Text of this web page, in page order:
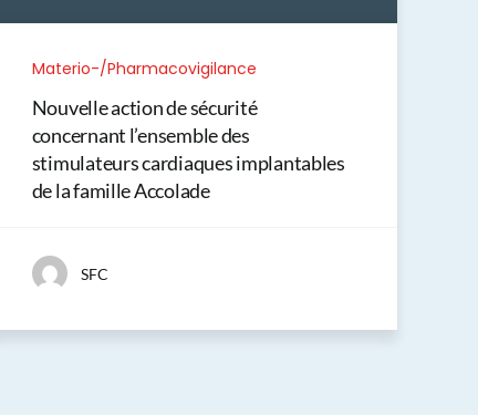
Materio-/Pharmacovigilance
Nouvelle action de sécurité
concernant l’ensemble des
stimulateurs cardiaques implantables
de la famille Accolade
SFC